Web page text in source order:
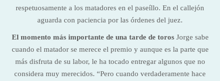
respetuosamente a los matadores en el paseíllo. En el callejón
aguarda con paciencia por las órdenes del juez.
El momento más importante de una tarde de toros Jorge sabe
cuando el matador se merece el premio y aunque es la parte que
más disfruta de su labor, le ha tocado entregar algunos que no
considera muy merecidos. “Pero cuando verdaderamente hace